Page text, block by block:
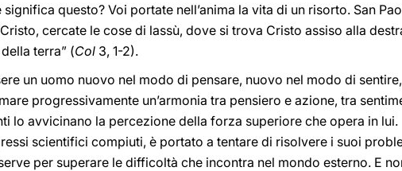
questo? Voi portate nell’anima la vita di un risorto. San
cercate le cose di lassù, dove si trova Cristo assiso alla
terra” (Col 3, 1-2).
un uomo nuovo nel modo di pensare, nuovo nel modo di
progressivamente un’armonia tra pensiero e azione, tra
lo avvicinano la percezione della forza superiore che opera in lui.
scientifici compiuti, è portato a tentare di risolvere i suoi
per superare le difficoltà che incontra nel mondo esterno. E